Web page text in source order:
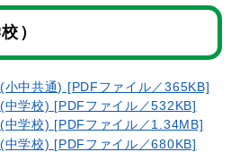
）
小中共通) [PDFファイル／365KB]
中学校) [PDFファイル／532KB]
中学校) [PDFファイル／1.34MB]
中学校) [PDFファイル／680KB]